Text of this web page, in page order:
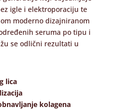
igle i elektroporaciju te
moderno dizajniranom
seruma po tipu i
se odlični rezultati u
lica
kolagena